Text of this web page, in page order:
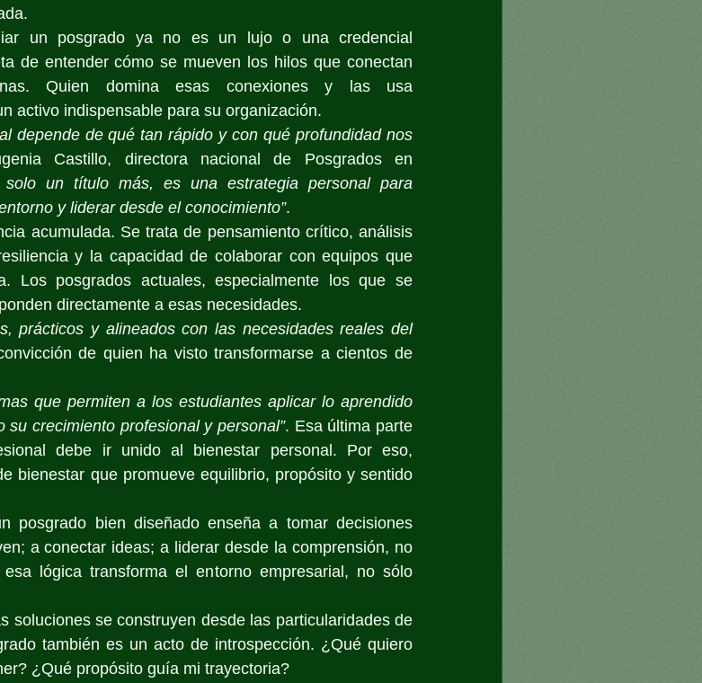
un posgrado ya no es un lujo o una credencial
de entender cómo se mueven los hilos que conectan
Quien domina esas conexiones y las usa
activo indispensable para su organización.
depende de qué tan rápido y con qué profundidad nos
Castillo, directora nacional de Posgrados en
solo un título más, es una estrategia personal para
y liderar desde el conocimiento”.
acumulada. Se trata de pensamiento crítico, análisis
y la capacidad de colaborar con equipos que
Los posgrados actuales, especialmente los que se
directamente a esas necesidades.
prácticos y alineados con las necesidades reales del
de quien ha visto transformarse a cientos de
que permiten a los estudiantes aplicar lo aprendido
crecimiento profesional y personal”. Esa última parte
debe ir unido al bienestar personal. Por eso,
bienestar que promueve equilibrio, propósito y sentido
posgrado bien diseñado enseña a tomar decisiones
a conectar ideas; a liderar desde la comprensión, no
lógica transforma el entorno empresarial, no sólo
soluciones se construyen desde las particularidades de
también es un acto de introspección. ¿Qué quiero
¿Qué propósito guía mi trayectoria?